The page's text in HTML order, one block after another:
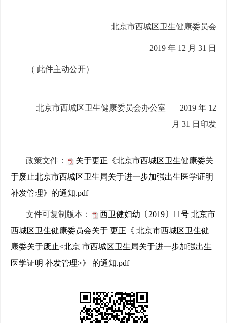
北京市西城区卫生健康委员会
2019 年 12 月 31 日
（ 此件主动公开）
北京市西城区卫生健康委员会办公室 2019 年 12
月 31 日印发
政策文件：
关于更正《北京市西城区卫生健康委关
于废止北京市西城区卫生局关于进一步加强出生医学证明
补发管理》的通知.pdf
文件可复制版本：
西卫健妇幼〔2019〕11号 北京市
西城区卫生健康委员会关于 更正《 北京市西城区卫生健
康委关于废止<北京 市西城区卫生局关于进一步加强出生
医学证明 补发管理>》 的通知.pdf